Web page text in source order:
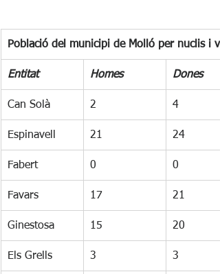
Població del municipi de Molló per nuclis i
Entitat Homes Dones
Can Solà 2 4
Espinavell 21 24
Fabert 0 0
Favars 17 21
Ginestosa 15 20
Els Grells 3 3